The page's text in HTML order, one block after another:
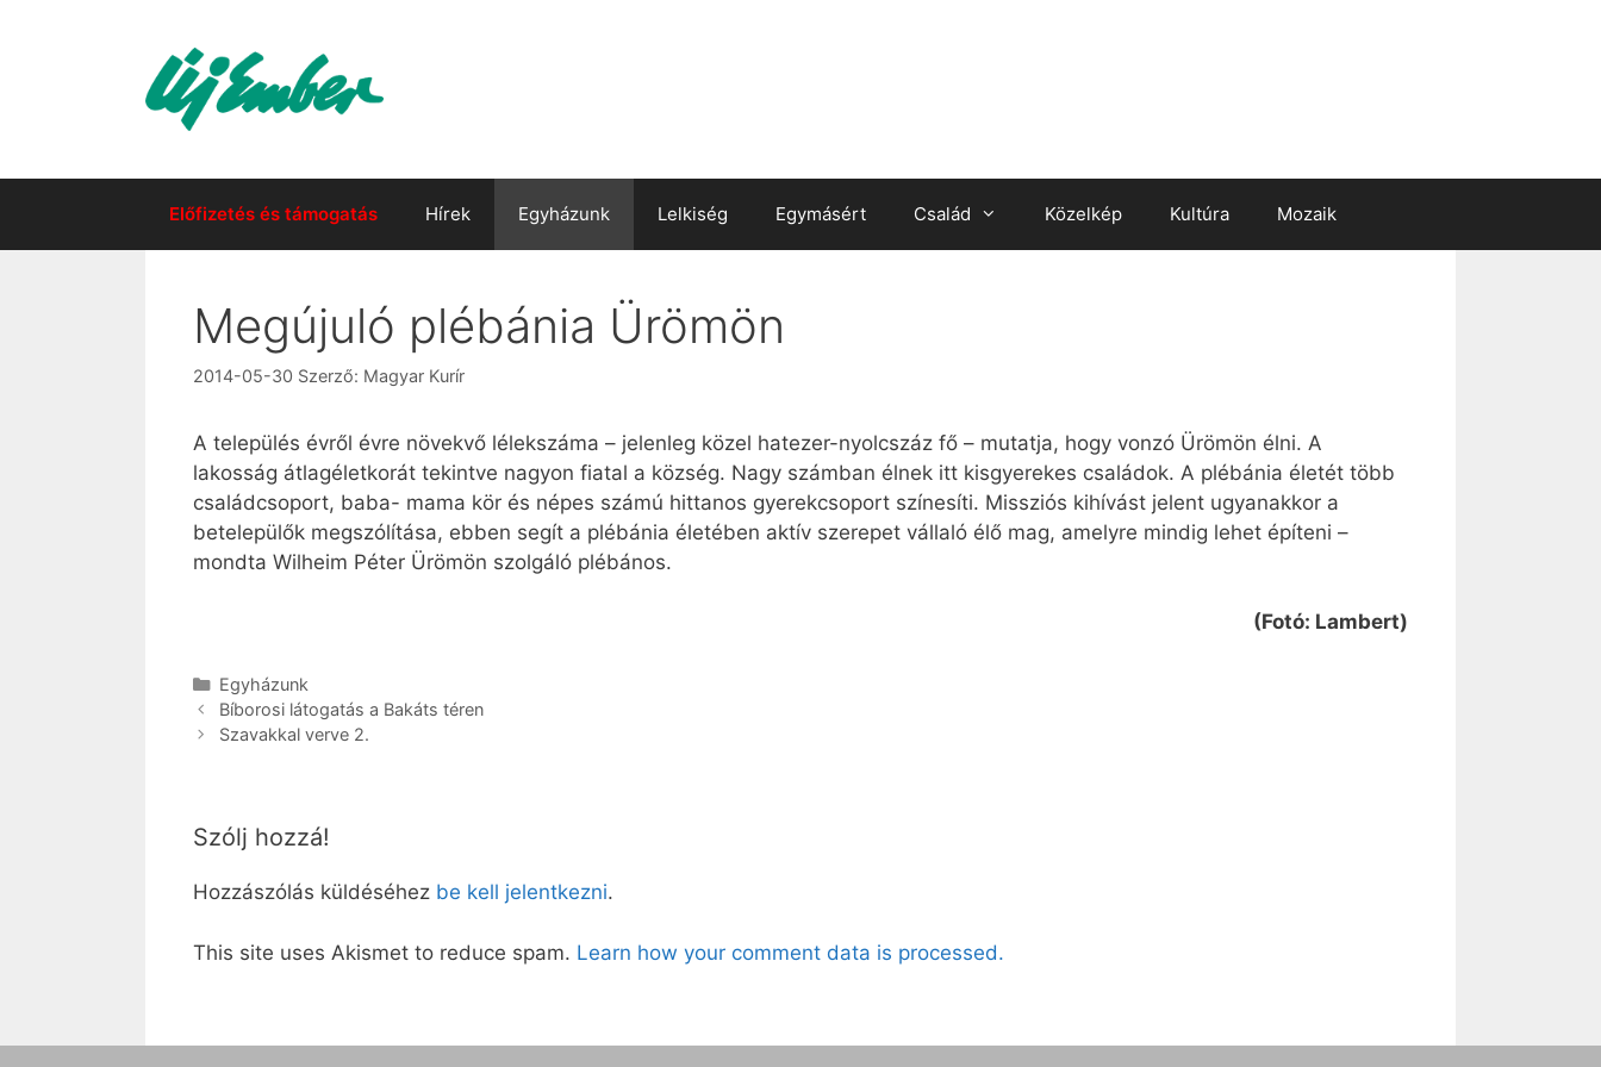
Előfizetés és támogatás Hírek Egyházunk Lelkiség Egymásért Család Közelkép Kultúra Mozaik
Megújuló plébánia Ürömön
2014-05-30 Szerző: Magyar Kurír
A település évről évre növekvő lélekszáma – jelenleg közel hatezer-nyolcszáz fő – mutatja, hogy vonzó Ürömön élni. A
lakosság átlagéletkorát tekintve nagyon fiatal a község. Nagy számban élnek itt kisgyerekes családok. A plébánia életét több
családcsoport, baba- mama kör és népes számú hittanos gyerekcsoport színesíti. Missziós kihívást jelent ugyanakkor a
betelepülők megszólítása, ebben segít a plébánia életében aktív szerepet vállaló élő mag, amelyre mindig lehet építeni –
mondta Wilheim Péter Ürömön szolgáló plébános.
(Fotó: Lambert)
Kategória
Egyházunk
Bíborosi látogatás a Bakáts téren
Szavakkal verve 2.
Szólj hozzá!
Hozzászólás küldéséhez be kell jelentkezni.
This site uses Akismet to reduce spam. Learn how your comment data is processed.